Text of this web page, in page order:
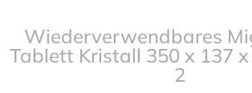
Wiederverwendbares
Tablett Kristall 350 x 137
2